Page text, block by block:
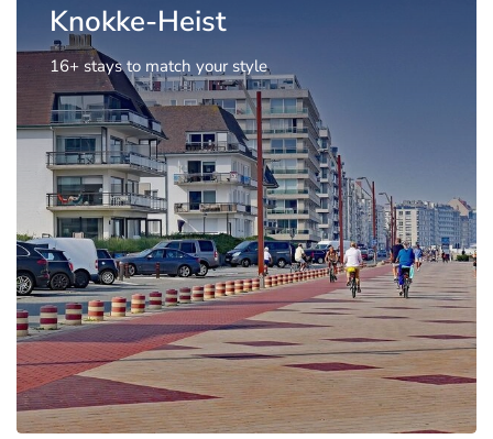
Knokke-Heist
16+ stays to match your style